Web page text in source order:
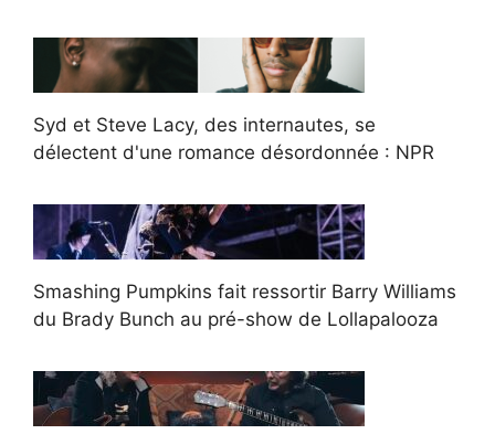
Syd et Steve Lacy, des internautes, se
délectent d'une romance désordonnée : NPR
Smashing Pumpkins fait ressortir Barry Williams
du Brady Bunch au pré-show de Lollapalooza